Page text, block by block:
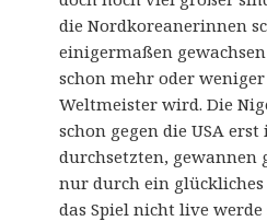
die Nordkoreanerinnen
einigermaßen
schon mehr oder
Weltmeister wird. Die
schon gegen die USA
durchsetzten, gewannen
nur durch ein glückliches
das Spiel nicht live